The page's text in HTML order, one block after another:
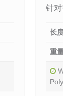
针
长
重